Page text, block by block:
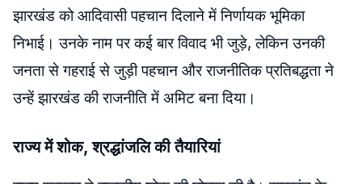
झारखंड को आदिवासी पहचान दिलाने में निर्णायक भूमिका
निभाई। उनके नाम पर कई बार विवाद भी जुड़े, लेकिन उनकी
जनता से गहराई से जुड़ी पहचान और राजनीतिक प्रतिबद्धता ने
उन्हें झारखंड की राजनीति में अमिट बना दिया।
राज्य में शोक, श्रद्धांजलि की तैयारियां